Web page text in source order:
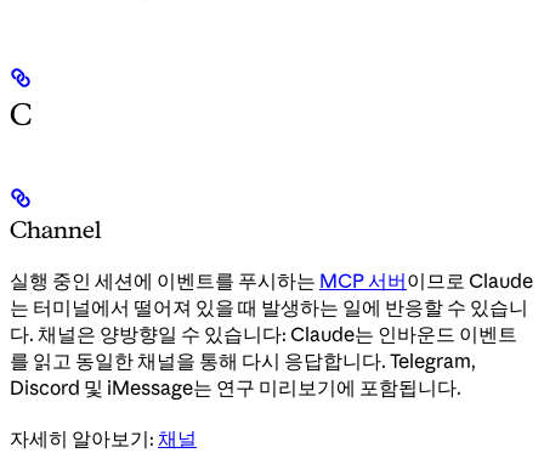
C
Channel
실행 중인 세션에 이벤트를 푸시하는 MCP 서버이므로 Claude
는 터미널에서 떨어져 있을 때 발생하는 일에 반응할 수 있습니
다. 채널은 양방향일 수 있습니다: Claude는 인바운드 이벤트
를 읽고 동일한 채널을 통해 다시 응답합니다. Telegram,
Discord 및 iMessage는 연구 미리보기에 포함됩니다.
자세히 알아보기: 채널